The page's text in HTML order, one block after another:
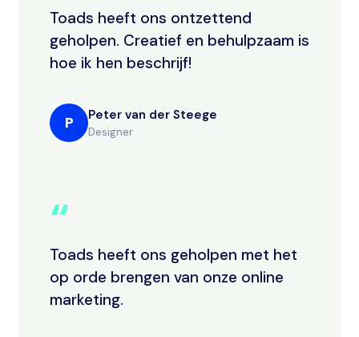
Toads heeft ons ontzettend
geholpen. Creatief en behulpzaam is
hoe ik hen beschrijf!
P Peter van der Steege
Designer
“
Toads heeft ons geholpen met het
op orde brengen van onze online
marketing.